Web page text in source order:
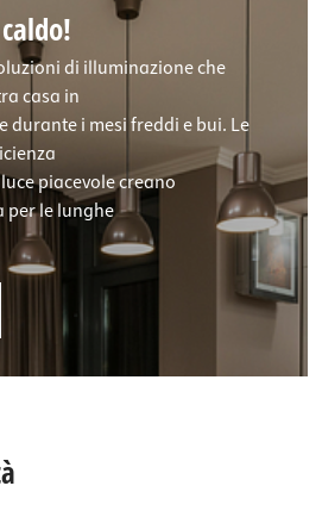
di illuminazione che
casa in
durante i mesi freddi e bui. Le
piacevole creano
le lunghe